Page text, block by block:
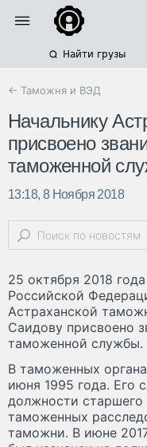
Найти грузы
← Таможня и ВЭД
Начальнику
присвоено
таможенной
13:18, 8 Ноября 2018
25 октября 2018
Российской
Астраханской
Саидову присвоено
таможенной службы.
В таможенных
июня 1995 года. Его
должности старшего
таможенных
таможни. В июне